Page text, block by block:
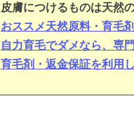
皮膚につけるものは天然
おススメ天然原料・育毛
自力育毛でダメなら、専
育毛剤・返金保証を利用